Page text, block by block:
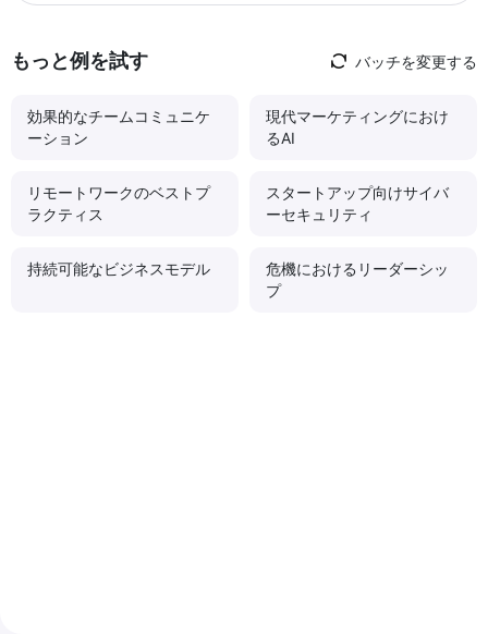
もっと例を試す バッチを変更する
効果的なチームコミュニケ
ーション
現代マーケティングにおけ
るAI
リモートワークのベストプ
ラクティス
スタートアップ向けサイバ
ーセキュリティ
持続可能なビジネスモデル
危機におけるリーダーシッ
プ